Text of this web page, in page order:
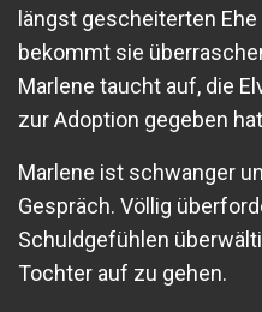
längst gescheiterten
bekommt sie
Marlene taucht auf, die
zur Adoption gegeben
Marlene ist schwanger
Gespräch. Völlig
Schuldgefühlen
Tochter auf zu gehen.